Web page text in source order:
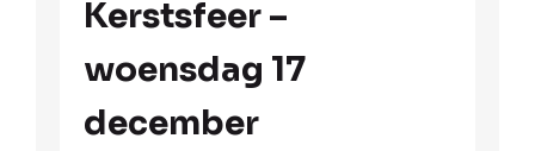
Kerstsfeer –
woensdag 17
december